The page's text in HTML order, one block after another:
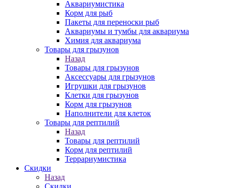
Аквариумистика
Корм для рыб
Пакеты для переноски рыб
Аквариумы и тумбы для аквариума
Химия для аквариума
Товары для грызунов
Назад
Товары для грызунов
Аксессуары для грызунов
Игрушки для грызунов
Клетки для грызунов
Корм для грызунов
Наполнители для клеток
Товары для рептилий
Назад
Товары для рептилий
Корм для рептилий
Террариумистика
Скидки
Назад
Скидки